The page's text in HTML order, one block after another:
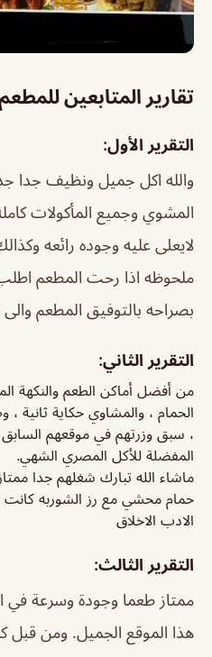
تقارير المتابعين
التقرير الأول:
والله اكل جميل ونظيف جدا
المشوي وجميع المأكولات
لايعلى عليه وجوده رائعه
ملحوظه اذا رحت المطعم
بصراحه بالتوفيق المطعم والى
التقرير الثاني:
من أفضل أماكن الطعم والنكهة
الحمام ، والمشاوي حكاية ثانية ،
، سبق وزرتهم في موقعهم
المفضلة للأكل المصري الشهي.
ماشاء الله تبارك شغلهم جدا
حمام محشي مع رز الشوربه كانت
الادب الاخلاق
التقرير الثالث:
ممتاز طعما وجودة وسرعة في
هذا الموقع الجميل. ومن قبل